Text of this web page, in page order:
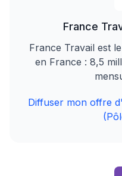
France
France Travail est
en France : 8,5
Diffuser mon offre